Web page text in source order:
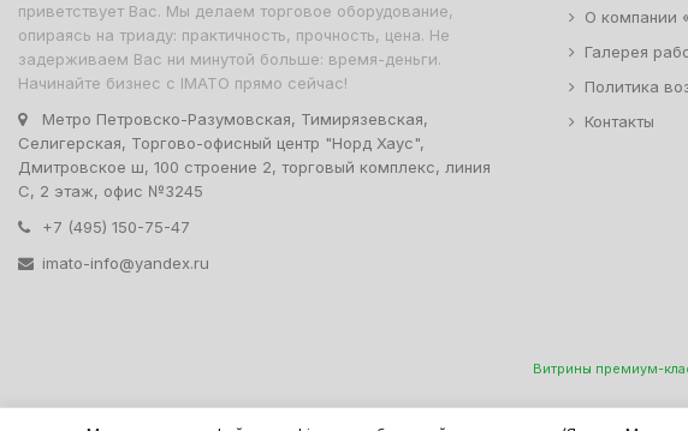
приветствует Вас. Мы делаем торговое оборудование,
опираясь на триаду: практичность, прочность, цена. Не
задерживаем Вас ни минутой больше: время-деньги.
Начинайте бизнес с IMATO прямо сейчас!
Метро Петровско-Разумовская, Тимирязевская,
Селигерская, Торгово-офисный центр "Норд Хаус",
Дмитровское ш, 100 строение 2, торговый комплекс, линия
С, 2 этаж, офис №3245
+7 (495) 150-75-47
imato-info@yandex.ru
О компании
Галерея
Политика
Контакты
Витрины премиум-